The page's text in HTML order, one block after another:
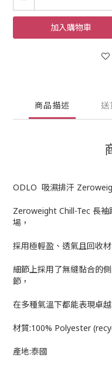
加入購物車
商品描述 送
ODLO 吸濕排汗
Zeroweight Chill-Tec 長
場，
採用極輕盈、透氣且回收
細節上採用了無縫黏合的
節，
在多種氣溫下都能表現卓越
材質:100% Polyester
產地:泰國